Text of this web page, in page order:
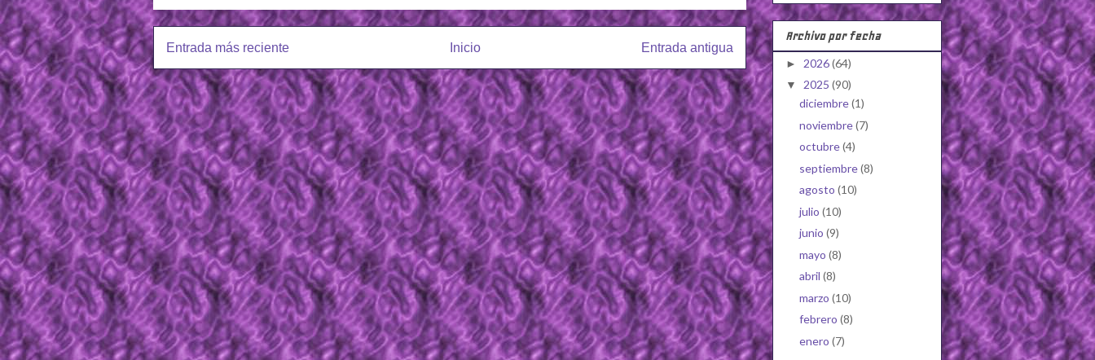
Entrada más reciente Entrada antigua
Inicio
Archivo por fecha
► 2026(64)
▼ 2025 (90)
diciembre(1)
noviembre(7)
octubre(4)
septiembre(8)
agosto (10)
julio (10)
junio (9)
mayo (8)
abril (8)
marzo (10)
febrero (8)
enero (7)